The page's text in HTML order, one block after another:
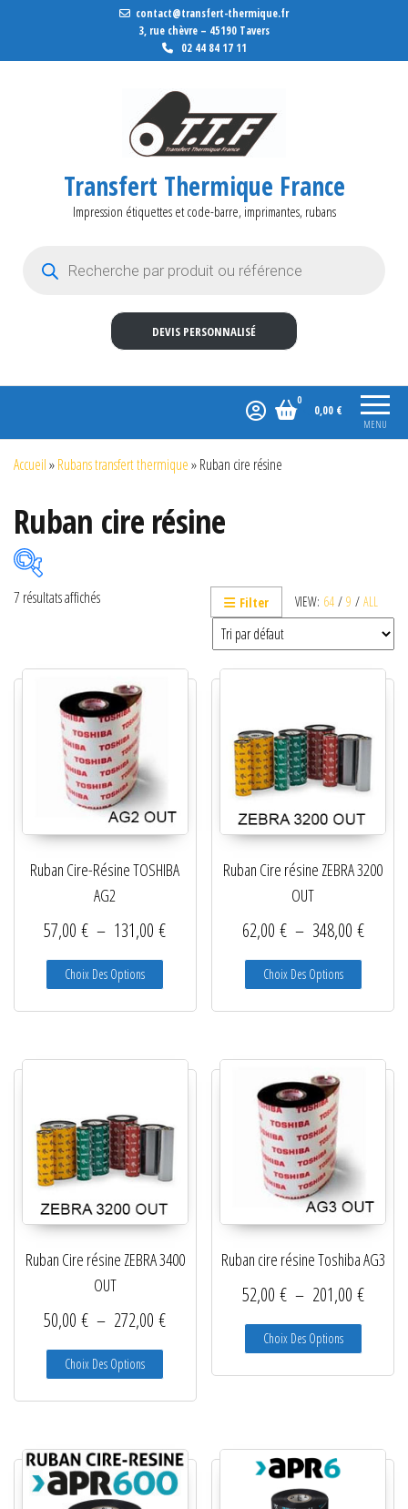
contact@transfert-thermique.fr
3, rue chèvre – 45190 Tavers
02 44 84 17 11
Transfert Thermique France
Impression étiquettes et code-barre, imprimantes, rubans
DEVIS PERSONNALISÉ
MENU
0
0,00 €
Accueil»Rubans transfert thermique»Ruban cire résine
Ruban cire résine
VIEW: 64 / 9 / ALL
Filter
7 résultats affichés
Ruban Cire-Résine TOSHIBA
AG2
57,00€ – 131,00€Plage de prix : 57,00 € à 131,00 €
Choix Des Options Ce produit a plusieurs variations. Les options
Ruban Cire résine ZEBRA 3200
OUT
62,00 € – 348,00 €Plage
Choix Des Options Ce
Ruban Cire résine ZEBRA 3400
OUT
50,00€ – 272,00€Plage de prix : 50,00 € à 272,00 €
Choix Des Options Ce produit a plusieurs variations. Les options
Ruban cire résine Toshiba AG3
52,00 € – 201,00 €Plage
Choix Des Options Ce